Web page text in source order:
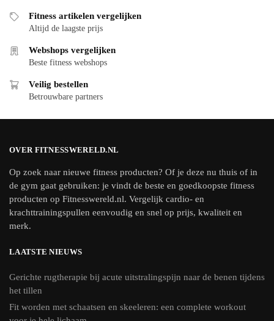
Fitness artikelen vergelijken
Altijd de laagste prijs
Webshops vergelijken
Beste fitness webshops
Veilig bestellen
Betrouwbare partners
OVER FITNESSWERELD.NL
Op zoek naar nieuwe fitness producten? Of je deze nu thuis of in
de gym gaat gebruiken: je vindt de beste en goedkoopste fitness
producten op Fitnesswereld.nl. Vergelijk cardio- en
krachttrainingspullen eenvoudig en snel op prijs, kwaliteit en
merk.
LAATSTE NIEUWS
Gerichte rugtherapie bij acute uitstralingspijn naar de benen tijdens
het tillen
Fit worden met schaatsen en skeeleren: een complete workout